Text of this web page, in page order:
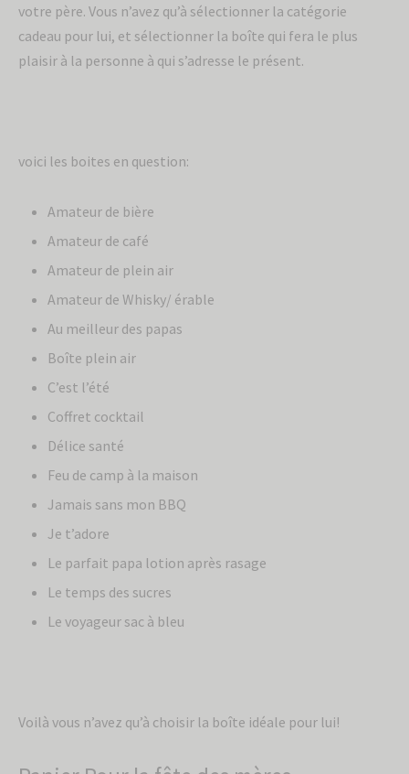
votre père. Vous n’avez qu’à sélectionner la catégorie
cadeau pour lui, et sélectionner la boîte qui fera le plus
plaisir à la personne à qui s’adresse le présent.
voici les boites en question:
Amateur de bière
Amateur de café
Amateur de plein air
Amateur de Whisky/ érable
Au meilleur des papas
Boîte plein air
C’est l’été
Coffret cocktail
Délice santé
Feu de camp à la maison
Jamais sans mon BBQ
Je t’adore
Le parfait papa lotion après rasage
Le temps des sucres
Le voyageur sac à bleu
Voilà vous n’avez qu’à choisir la boîte idéale pour lui!